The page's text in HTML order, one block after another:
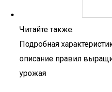
Читайте также:
Подробная
описание правил
урожая